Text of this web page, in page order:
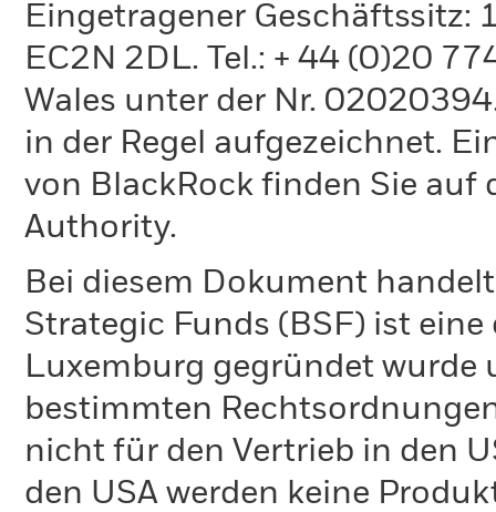
Eingetragener Geschäftssitz:
EC2N 2DL. Tel.: + 44 (0)20
Wales unter der Nr.
in der Regel aufgezeichnet.
von BlackRock finden Sie auf
Authority.
Bei diesem Dokument
Strategic Funds (BSF) ist
Luxemburg gegründet
bestimmten
nicht für den Vertrieb in den
den USA werden keine